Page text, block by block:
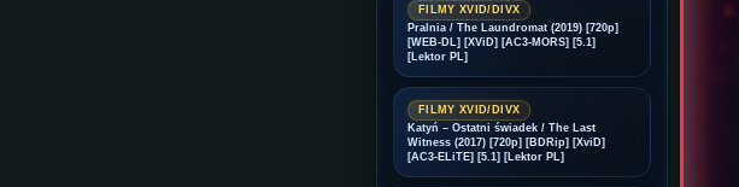
FILMY XVID/DIVX
Pralnia / The Laundromat (2019) [720p]
[WEB-DL] [XViD] [AC3-MORS] [5.1]
[Lektor PL]
FILMY XVID/DIVX
Katyń – Ostatni świadek / The Last
Witness (2017) [720p] [BDRip] [XviD]
[AC3-ELiTE] [5.1] [Lektor PL]